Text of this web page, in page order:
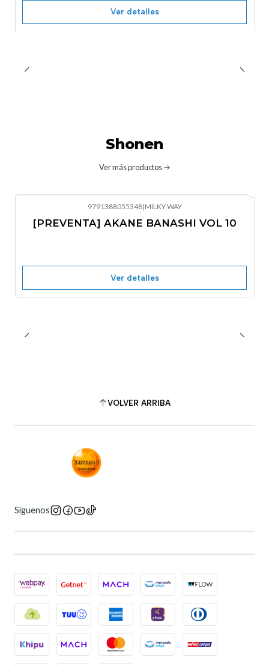
Ver detalles
Shonen
Ver más productos
No disponible
9791388055348|MILKY WAY
[PREVENTA] AKANE BANASHI VOL 10
Ver detalles
VOLVER ARRIBA
Síguenos